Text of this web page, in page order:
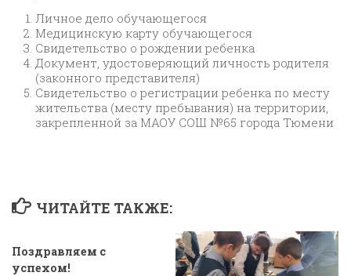
Личное дело обучающегося
Медицинскую карту обучающегося
Свидетельство о рождении ребенка
Документ, удостоверяющий личность родителя
(законного представителя)
Свидетельство о регистрации ребенка по месту
жительства (месту пребывания) на территории,
закрепленной за МАОУ СОШ №65 города Тюмени
ЧИТАЙТЕ ТАКЖЕ:
Поздравляем с
успехом!